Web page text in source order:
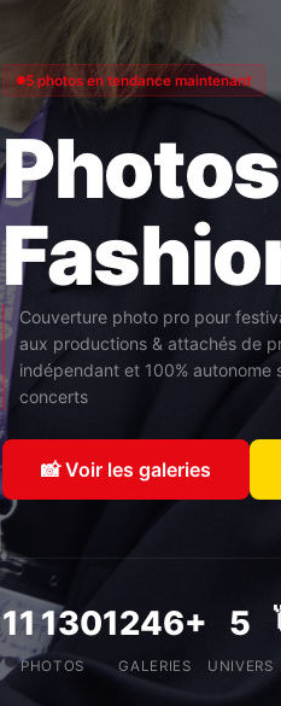
5 photos en tendance maintenant
Couverture photo pro pour
aux productions & attachés de
indépendant et 100% autonome
concerts
📸 Voir les galeries
11 130
PHOTOS
1246+
GALERIES
5
UNIVERS